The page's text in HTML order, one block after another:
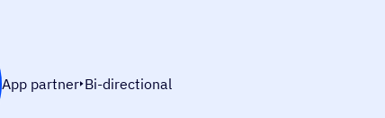
App partner Bi-directional